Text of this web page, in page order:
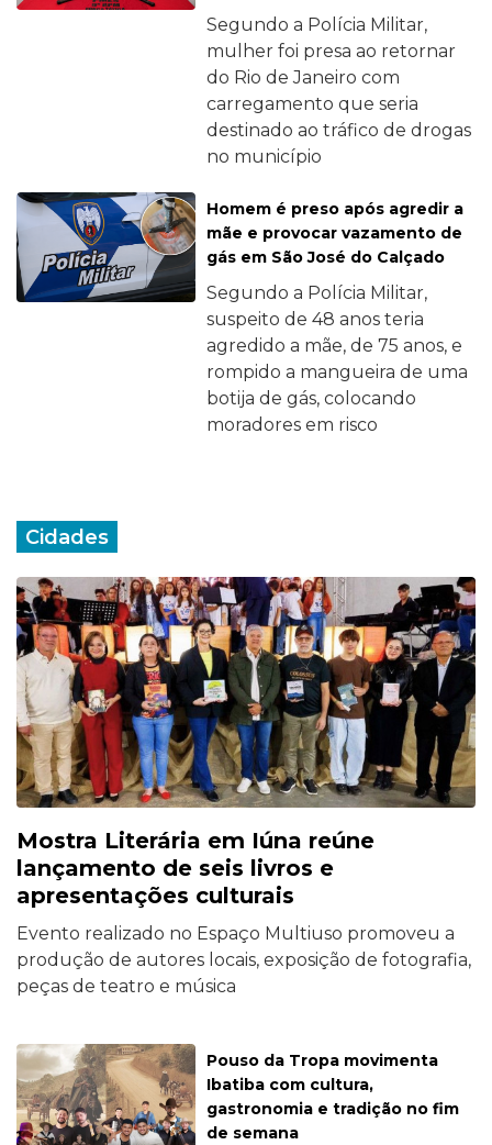
Segundo a Polícia Militar,
mulher foi presa ao retornar
do Rio de Janeiro com
carregamento que seria
destinado ao tráfico de drogas
no município
Homem é preso após agredir a
mãe e provocar vazamento de
gás em São José do Calçado
Segundo a Polícia Militar,
suspeito de 48 anos teria
agredido a mãe, de 75 anos, e
rompido a mangueira de uma
botija de gás, colocando
moradores em risco
Cidades
Mostra Literária em Iúna reúne
lançamento de seis livros e
apresentações culturais
Evento realizado no Espaço Multiuso promoveu a
produção de autores locais, exposição de fotografia,
peças de teatro e música
Pouso da Tropa movimenta
Ibatiba com cultura,
gastronomia e tradição no fim
de semana